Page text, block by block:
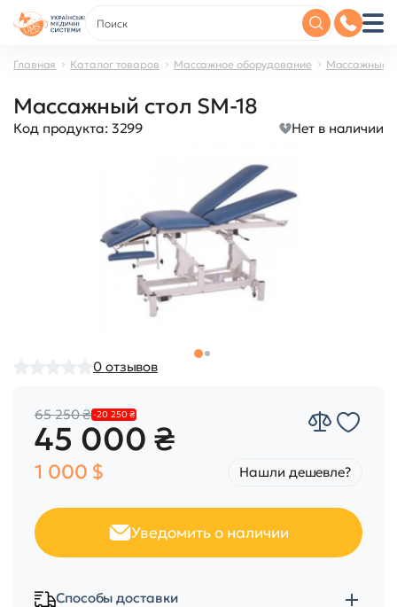
Главная Каталог товаров Массажное оборудование Массажные
Массажный стол SM-18
Код продукта: 3299 Нет в наличии
0 отзывов
65 250 ₴-20 250 ₴
45 000 ₴
1 000 $ Нашли дешевле?
Уведомить о наличии
Способы доставки